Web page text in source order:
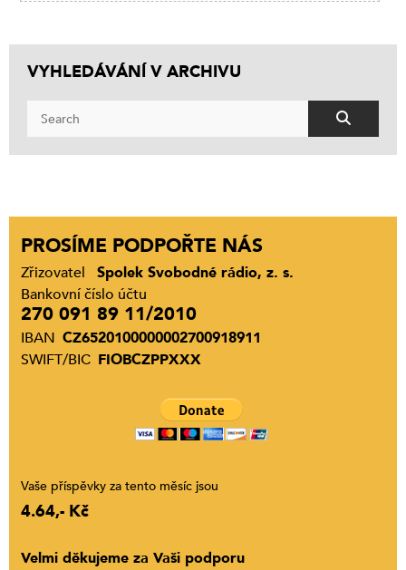
VYHLEDÁVÁNÍ V ARCHIVU
PROSÍME PODPOŘTE NÁS
Zřizovatel
Spolek Svobodné rádio, z. s.
Bankovní číslo účtu
270 091 89 11/2010
IBAN CZ6520100000002700918911
SWIFT/BIC FIOBCZPPXXX
Vaše příspěvky za tento měsíc jsou
4.64,- Kč
Velmi děkujeme za Vaši podporu